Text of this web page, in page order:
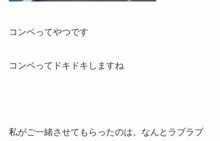
コンペってやつです
コンペってドキドキしますね
私がご一緒させてもらったのは、なんとラブラブ